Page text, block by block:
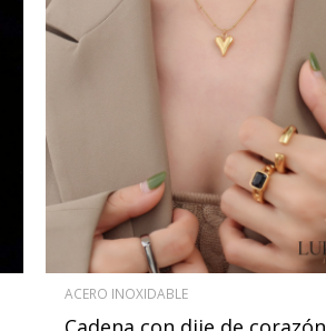
ACERO INOXIDABLE